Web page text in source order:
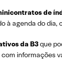
de
agenda do dia,
da B3que
informações